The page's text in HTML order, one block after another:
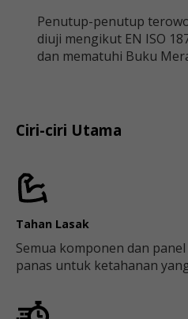
Penutup-penutup
diuji mengikut EN ISO
dan mematuhi Buku
Ciri-ciri Utama
Tahan Lasak
Semua komponen dan
panas untuk ketahanan